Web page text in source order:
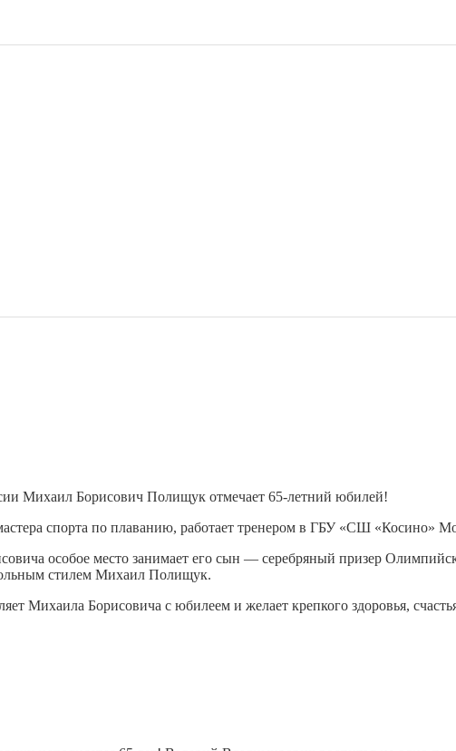
Михаил Борисович Полищук отмечает 65-летний юбилей!
спорта по плаванию, работает тренером в ГБУ «СШ «Косино»
особое место занимает его сын — серебряный призер
стилем Михаил Полищук.
Михаила Борисовича с юбилеем и желает крепкого здоровья,